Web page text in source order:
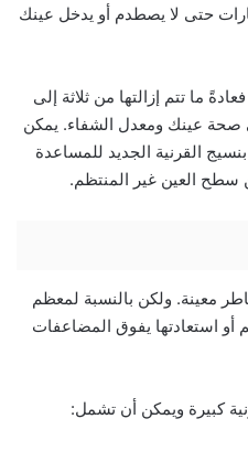
حتى لا يصطدم أو يدخل عينك
ما تتم إزالتها من ثلاثة إلى
صحة عينك ومعدل الشفاء. يمكن
القرنية الجديد للمساعدة
سطح العين غير المنتظم.
معينة. ولكن بالنسبة لمعظم
أو استعادتها يفوق المضاعفات
كبيرة ويمكن أن تشمل: